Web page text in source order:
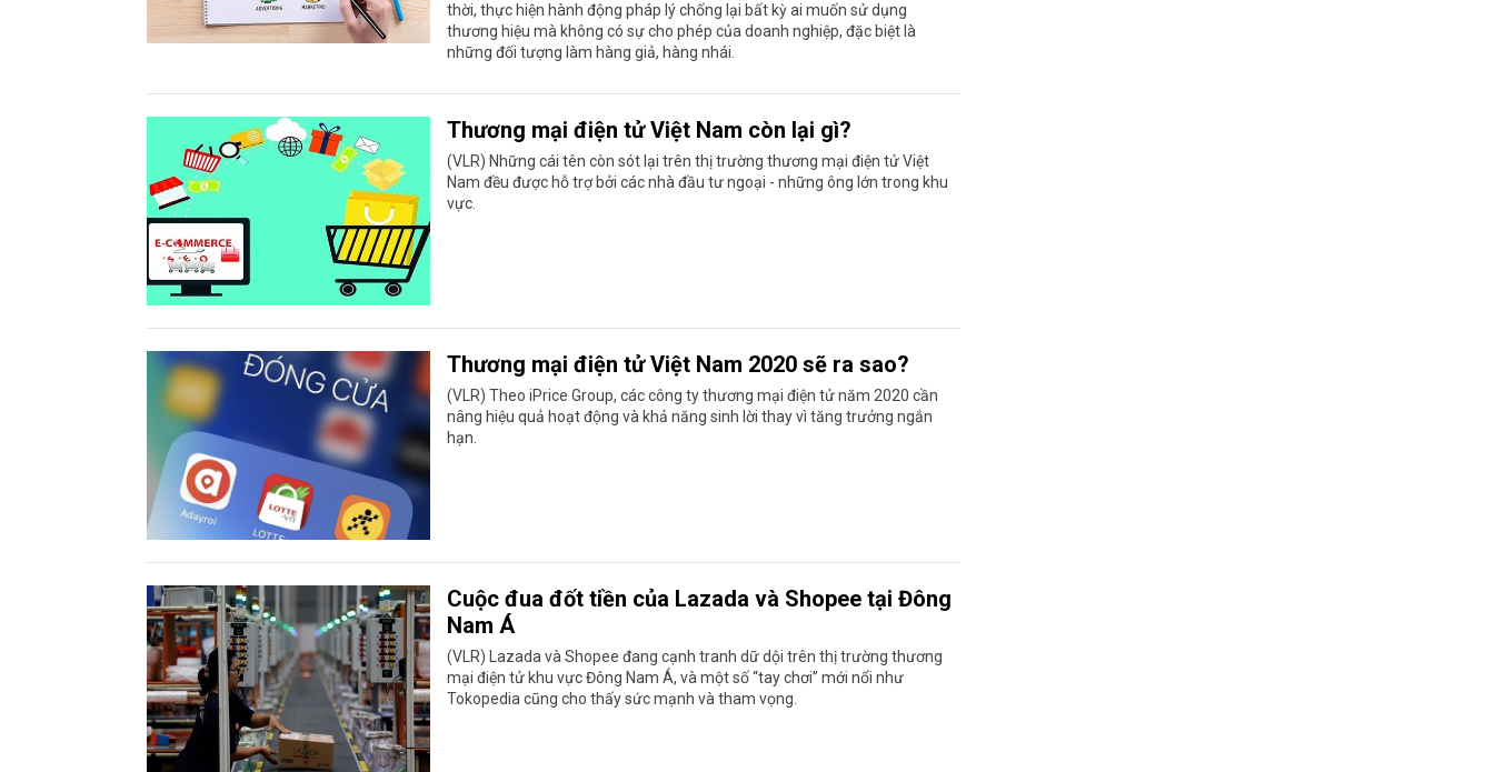
thời, thực hiện hành động pháp lý chống lại bất kỳ ai muốn sử dụng
thương hiệu mà không có sự cho phép của doanh nghiệp, đặc biệt là
những đối tượng làm hàng giả, hàng nhái.
Thương mại điện tử Việt Nam còn lại gì?
(VLR) Những cái tên còn sót lại trên thị trường thương mại điện tử Việt
Nam đều được hỗ trợ bởi các nhà đầu tư ngoại - những ông lớn trong khu
vực.
Thương mại điện tử Việt Nam 2020 sẽ ra sao?
(VLR) Theo iPrice Group, các công ty thương mại điện tử năm 2020 cần
nâng hiệu quả hoạt động và khả năng sinh lời thay vì tăng trưởng ngắn
hạn.
Cuộc đua đốt tiền của Lazada và Shopee tại Đông
Nam Á
(VLR) Lazada và Shopee đang cạnh tranh dữ dội trên thị trường thương
mại điện tử khu vực Đông Nam Á, và một số “tay chơi” mới nổi như
Tokopedia cũng cho thấy sức mạnh và tham vọng.